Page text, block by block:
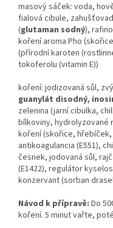
masový sáček: voda,
fialová cibule,
(glutaman sodný),
koření aroma Pho
(přírodní karoten
tokoferolu (vitamin E))
koření: jodizovaná sůl,
guanylát disodný,
zelenina (jarní cibulka,
bílkoviny, hydrolyzované
koření (skořice, hřebíček,
antikoagulancia (E551),
česnek, jodovaná sůl,
(E1422), regulátor
konzervant (sorban
Návod k přípravě: Do
koření. 5 minut vařte,